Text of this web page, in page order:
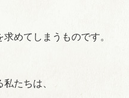
求めてしまうものです。
たちは、